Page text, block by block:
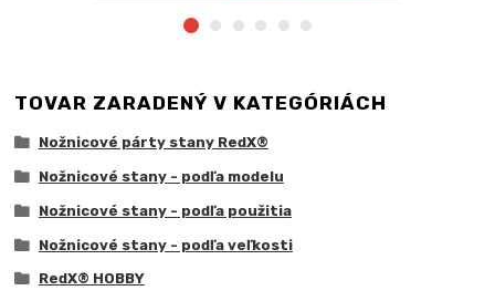
TOVAR ZARADENÝ V KATEGÓRIÁCH
Nožnicové párty stany RedX®
Nožnicové stany - podľa modelu
Nožnicové stany - podľa použitia
Nožnicové stany - podľa veľkosti
RedX® HOBBY